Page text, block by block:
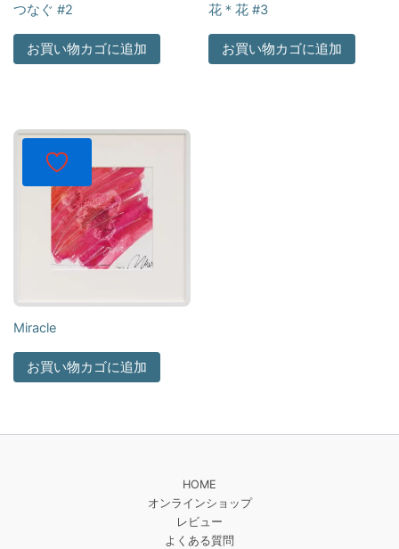
つなぐ #2
お買い物カゴに追加
花＊花 #3
お買い物カゴに追加
Miracle
お買い物カゴに追加
HOME
オンラインショップ
レビュー
よくある質問